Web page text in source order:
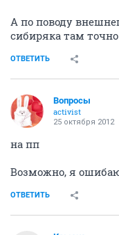
А по поводу
сибиряка там
ОТВЕТИТЬ
Вопросы
activist
25 октября 2012
на пп
Возможно, я
ОТВЕТИТЬ